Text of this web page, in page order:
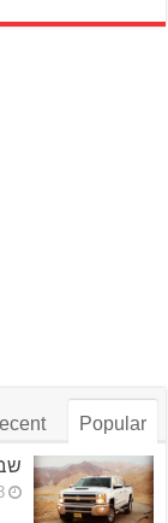
Popular
Recent
3 ביולי 2017